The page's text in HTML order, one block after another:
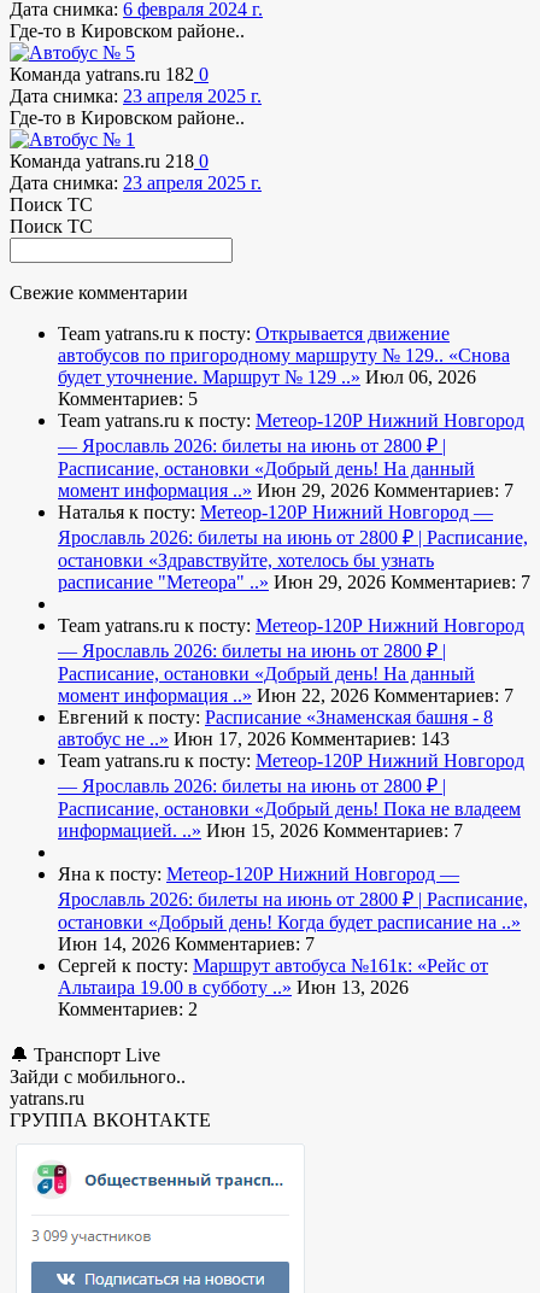
Дата снимка: 6 февраля 2024 г.
Где-то в Кировском районе..
Команда yatrans.ru 182 0
Дата снимка: 23 апреля 2025 г.
Где-то в Кировском районе..
Команда yatrans.ru 218 0
Дата снимка: 23 апреля 2025 г.
Поиск ТС
Поиск ТС
Свежие комментарии
Team yatrans.ru к посту: Открывается движение
автобусов по пригородному маршруту № 129.. «Снова
будет уточнение. Маршрут № 129 ..» Июл 06, 2026
Комментариев: 5
Team yatrans.ru к посту: Метеор-120Р Нижний Новгород
— Ярославль 2026: билеты на июнь от 2800 ₽ |
Расписание, остановки «Добрый день! На данный
момент информация ..» Июн 29, 2026 Комментариев: 7
Наталья к посту: Метеор-120Р Нижний Новгород —
Ярославль 2026: билеты на июнь от 2800 ₽ | Расписание,
остановки «Здравствуйте, хотелось бы узнать
расписание "Метеора" ..» Июн 29, 2026 Комментариев: 7
Team yatrans.ru к посту: Метеор-120Р Нижний Новгород
— Ярославль 2026: билеты на июнь от 2800 ₽ |
Расписание, остановки «Добрый день! На данный
момент информация ..» Июн 22, 2026 Комментариев: 7
Евгений к посту: Расписание «Знаменская башня - 8
автобус не ..» Июн 17, 2026 Комментариев: 143
Team yatrans.ru к посту: Метеор-120Р Нижний Новгород
— Ярославль 2026: билеты на июнь от 2800 ₽ |
Расписание, остановки «Добрый день! Пока не владеем
информацией. ..» Июн 15, 2026 Комментариев: 7
Яна к посту: Метеор-120Р Нижний Новгород —
Ярославль 2026: билеты на июнь от 2800 ₽ | Расписание,
остановки «Добрый день! Когда будет расписание на ..»
Июн 14, 2026 Комментариев: 7
Сергей к посту: Маршрут автобуса №161к: «Рейс от
Альтаира 19.00 в субботу ..» Июн 13, 2026
Комментариев: 2
🔔 Транспорт Live
Зайди с мобильного..
yatrans.ru
ГРУППА ВКОНТАКТЕ